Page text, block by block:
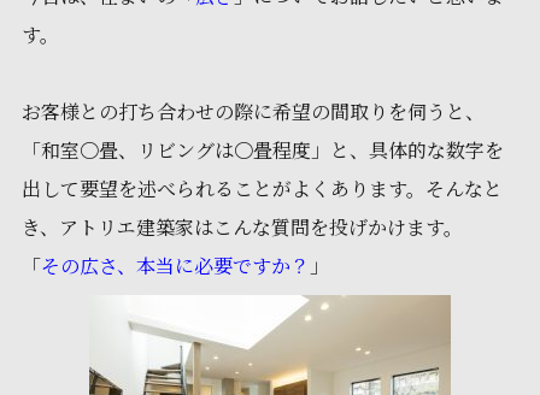
す。
お客様との打ち合わせの際に希望の間取りを伺うと、
「和室〇畳、リビングは〇畳程度」と、具体的な数字を
出して要望を述べられることがよくあります。そんなと
き、アトリエ建築家はこんな質問を投げかけます。
「その広さ、本当に必要ですか？ 」